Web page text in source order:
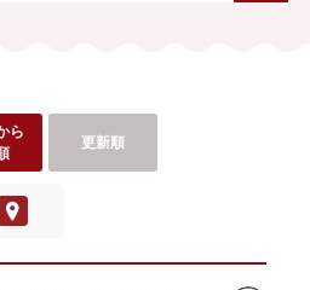
ら
更新順